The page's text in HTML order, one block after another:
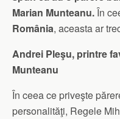
Marian Munteanu.În
România, aceasta ar
Andrei Pleşu, printre
Munteanu
În ceea ce priveşte
personalităţi, Regele